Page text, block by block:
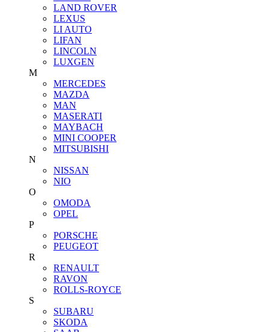
LAND ROVER
LEXUS
LI AUTO
LIFAN
LINCOLN
LUXGEN
M
MERCEDES
MAZDA
MAN
MASERATI
MAYBACH
MINI COOPER
MITSUBISHI
N
NISSAN
NIO
O
OMODA
OPEL
P
PORSCHE
PEUGEOT
R
RENAULT
RAVON
ROLLS-ROYCE
S
SUBARU
SKODA